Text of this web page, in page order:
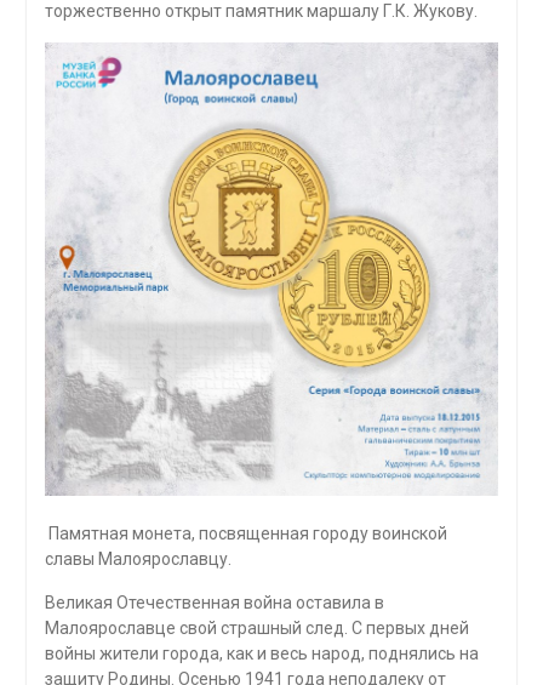
торжественно открыт памятник маршалу Г.К. Жукову.
Памятная монета, посвященная городу воинской
славы Малоярославцу.
Великая Отечественная война оставила в
Малоярославце свой страшный след. С первых дней
войны жители города, как и весь народ, поднялись на
защиту Родины. Осенью 1941 года неподалеку от